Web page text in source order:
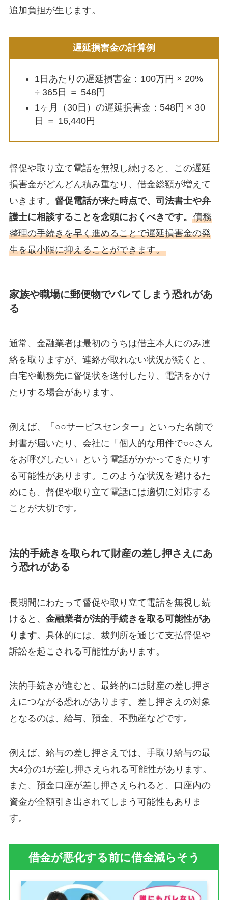
追加負担が生じます。
遅延損害金の計算例
1日あたりの遅延損害金：100万円 × 20%
÷ 365日 ＝ 548円
1ヶ月（30日）の遅延損害金：548円 × 30
日 ＝ 16,440円
督促や取り立て電話を無視し続けると、この遅延
損害金がどんどん積み重なり、借金総額が増えて
いきます。 督促電話が来た時点で、司法書士や弁
護士に相談することを念頭におくべきです。 債務
整理の手続きを早く進めることで遅延損害金の発
生を最小限に抑えることができます。
家族や職場に郵便物でバレてしまう恐れがあ
る
通常、金融業者は最初のうちは借主本人にのみ連
絡を取りますが、連絡が取れない状況が続くと、
自宅や勤務先に督促状を送付したり、電話をかけ
たりする場合があります。
例えば、「○○サービスセンター」といった名前で
封書が届いたり、会社に「個人的な用件で○○さん
をお呼びしたい」という電話がかかってきたりす
る可能性があります。このような状況を避けるた
めにも、督促や取り立て電話には適切に対応する
ことが大切です。
法的手続きを取られて財産の差し押さえにあ
う恐れがある
長期間にわたって督促や取り立て電話を無視し続
けると、 金融業者が法的手続きを取る可能性があ
ります。具体的には、裁判所を通じて支払督促や
訴訟を起こされる可能性があります。
法的手続きが進むと、最終的には財産の差し押さ
えにつながる恐れがあります。差し押さえの対象
となるのは、給与、預金、不動産などです。
例えば、給与の差し押さえでは、手取り給与の最
大4分の1が差し押さえられる可能性があります。
また、預金口座が差し押さえられると、口座内の
資金が全額引き出されてしまう可能性もありま
す。
借金が悪化する前に借金減らそう